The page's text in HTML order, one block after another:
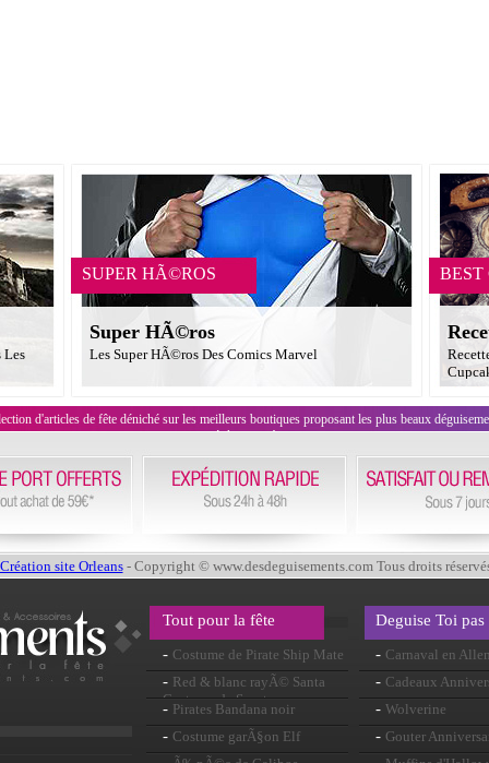
Les
SUPER HÃ©ROS
Super HÃ©ros
Les Super HÃ©ros Des Comics Marvel
BEST
d'articles de fête déniché sur les meilleurs boutiques proposant les plus beaux
évènement !
Création site Orleans- Copyright © www.desdeguisements.com Tous droits
Tout pour la fête
- Costume de Pirate Ship Mate
- Red & blanc rayÃ© Santa
Costume de Sport
- Pirates Bandana noir
- Costume garÃ§on Elf
Deguise Toi pas
- Carnaval en
- Cadeaux
- Wolverine
- Gouter